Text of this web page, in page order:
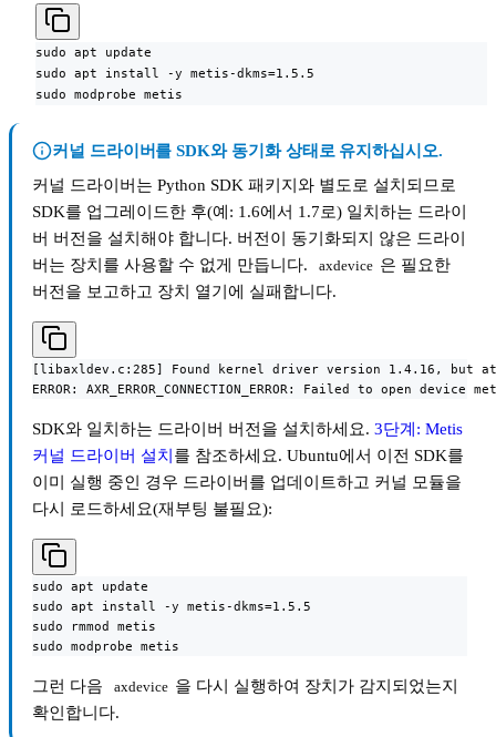
sudo apt update
sudo apt install -y metis-dkms=1.5.5
sudo modprobe metis
커널 드라이버를 SDK와 동기화 상태로 유지하십시오.
커널 드라이버는 Python SDK 패키지와 별도로 설치되므로
SDK를 업그레이드한 후(예: 1.6에서 1.7로) 일치하는 드라이
버 버전을 설치해야 합니다. 버전이 동기화되지 않은 드라이
버는 장치를 사용할 수 없게 만듭니다.
axdevice 은 필요한
버전을 보고하고 장치 열기에 실패합니다.
[libaxldev.c:285] Found kernel driver version 1.4.16, but
ERROR: AXR_ERROR_CONNECTION_ERROR: Failed to open device
SDK와 일치하는 드라이버 버전을 설치하세요. 3단계: Metis
커널 드라이버 설치 를 참조하세요. Ubuntu에서 이전 SDK를
이미 실행 중인 경우 드라이버를 업데이트하고 커널 모듈을
다시 로드하세요(재부팅 불필요):
sudo apt update
sudo apt install -y metis-dkms=1.5.5
sudo rmmod metis
sudo modprobe metis
그런 다음 axdevice 을 다시 실행하여 장치가 감지되었는지
확인합니다.